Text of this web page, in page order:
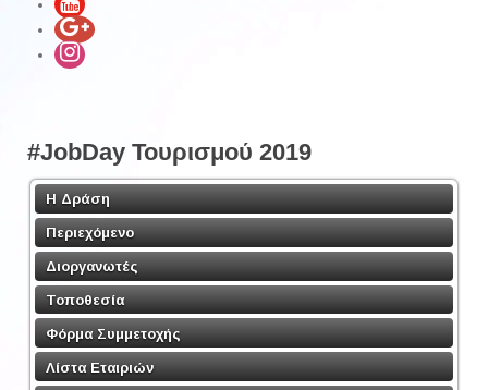
#JobDay Τουρισμού 2019
Η Δράση
Περιεχόμενο
Διοργανωτές
Τοποθεσία
Φόρμα Συμμετοχής
Λίστα Εταιριών